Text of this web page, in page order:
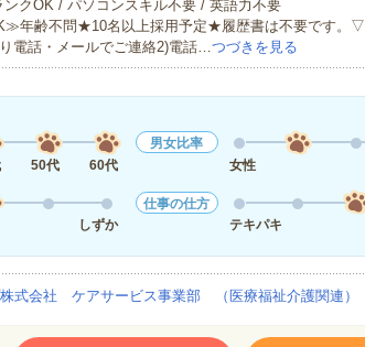
クOK / パソコンスキル不要 / 英語力不要
年齢不問★10名以上採用予定★履歴書は不要です。▽
電話・メールでご連絡2)電話…つづきを見る
50代 60代
男女比率
女性
しずか
仕事の仕方
テキパキ
式会社 ケアサービス事業部 （医療福祉介護関連）